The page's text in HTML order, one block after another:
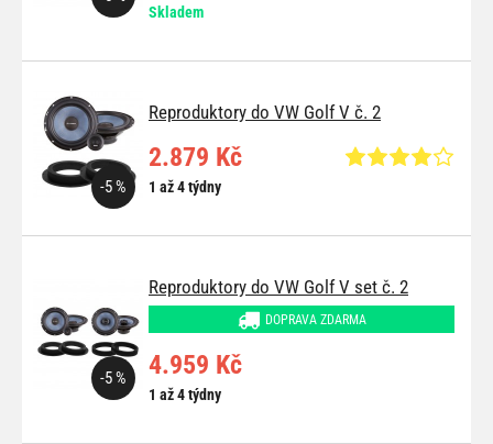
Skladem
Reproduktory do VW Golf V č. 2
-5 %
2.879 Kč
1 až 4 týdny
Reproduktory do VW Golf V set č. 2
DOPRAVA ZDARMA
-5 % 4.959 Kč
1 až 4 týdny